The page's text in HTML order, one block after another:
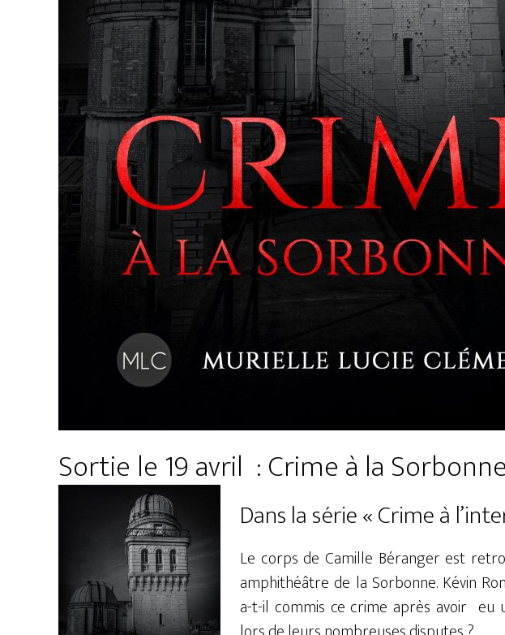
Sortie le 19 avril : Crime à la Sorbonne
Dans la série « Crime à
Le corps de Camille Béranger est
amphithéâtre de la Sorbonne. Kévin
a-t-il commis ce crime après avoir eu